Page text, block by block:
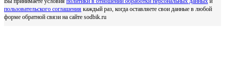
пользовательского соглашения каждый раз, когда оставляете свои данные в любой
форме обратной связи на сайте sodbik.ru